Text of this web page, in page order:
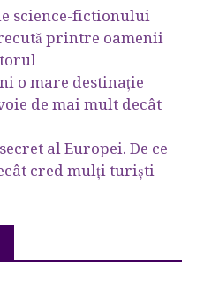
science-fictionului
printre oamenii
o mare destinație
de mai mult decât
al Europei. De ce
cred mulți turiști